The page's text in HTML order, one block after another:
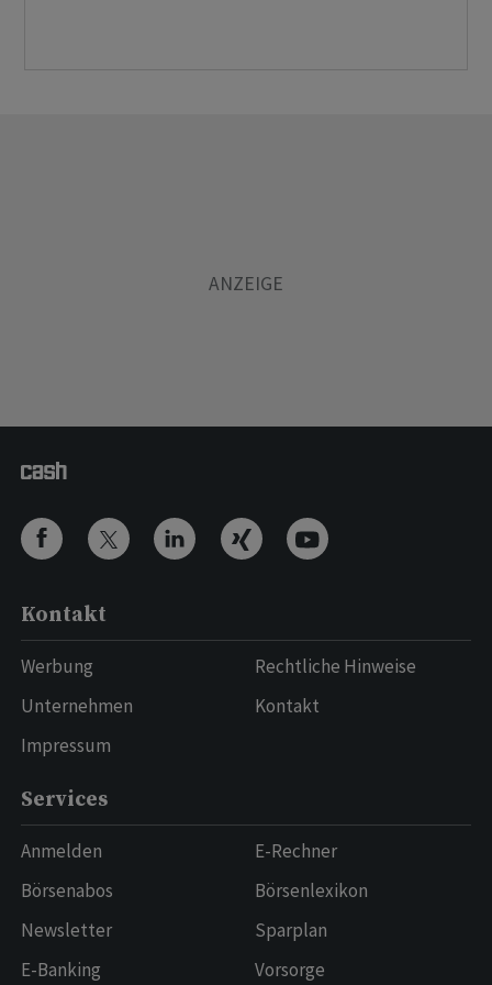
Kontakt
Werbung
Unternehmen
Impressum
Rechtliche Hinweise
Kontakt
Services
Anmelden
Börsenabos
Newsletter
E-Banking
E-Rechner
Börsenlexikon
Sparplan
Vorsorge